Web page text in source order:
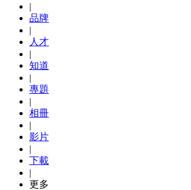
|
品牌
|
人才
|
知道
|
專題
|
相冊
|
影片
|
下載
|
更多